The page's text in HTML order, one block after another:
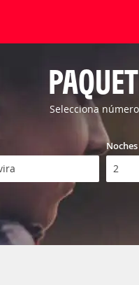
Selecciona
Noches